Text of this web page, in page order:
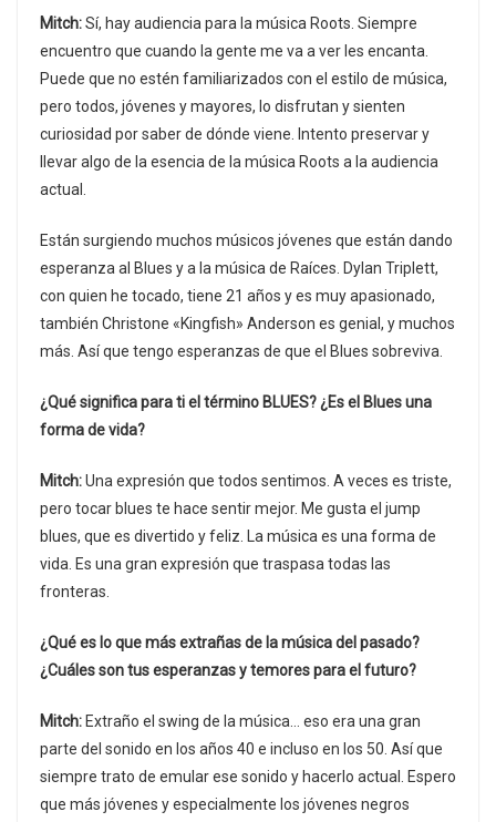
Mitch:Sí, hay audiencia para la música Roots. Siempre
encuentro que cuando la gente me va a ver les encanta.
Puede que no estén familiarizados con el estilo de música,
pero todos, jóvenes y mayores, lo disfrutan y sienten
curiosidad por saber de dónde viene. Intento preservar y
llevar algo de la esencia de la música Roots a la audiencia
actual.
Están surgiendo muchos músicos jóvenes que están dando
esperanza al Blues y a la música de Raíces. Dylan Triplett,
con quien he tocado, tiene 21 años y es muy apasionado,
también Christone «Kingfish» Anderson es genial, y muchos
más. Así que tengo esperanzas de que el Blues sobreviva.
¿Qué significa para ti el término BLUES? ¿Es el Blues una
forma de vida?
Mitch:Una expresión que todos sentimos. A veces es triste,
pero tocar blues te hace sentir mejor. Me gusta el jump
blues, que es divertido y feliz. La música es una forma de
vida. Es una gran expresión que traspasa todas las
fronteras.
¿Qué es lo que más extrañas de la música del pasado?
¿Cuáles son tus esperanzas y temores para el futuro?
Mitch: Extraño el swing de la música… eso era una gran
parte del sonido en los años 40 e incluso en los 50. Así que
siempre trato de emular ese sonido y hacerlo actual. Espero
que más jóvenes y especialmente los jóvenes negros